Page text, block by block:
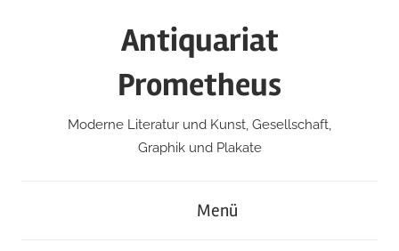
Antiquariat
Prometheus
Moderne Literatur und Kunst, Gesellschaft,
Graphik und Plakate
Menü